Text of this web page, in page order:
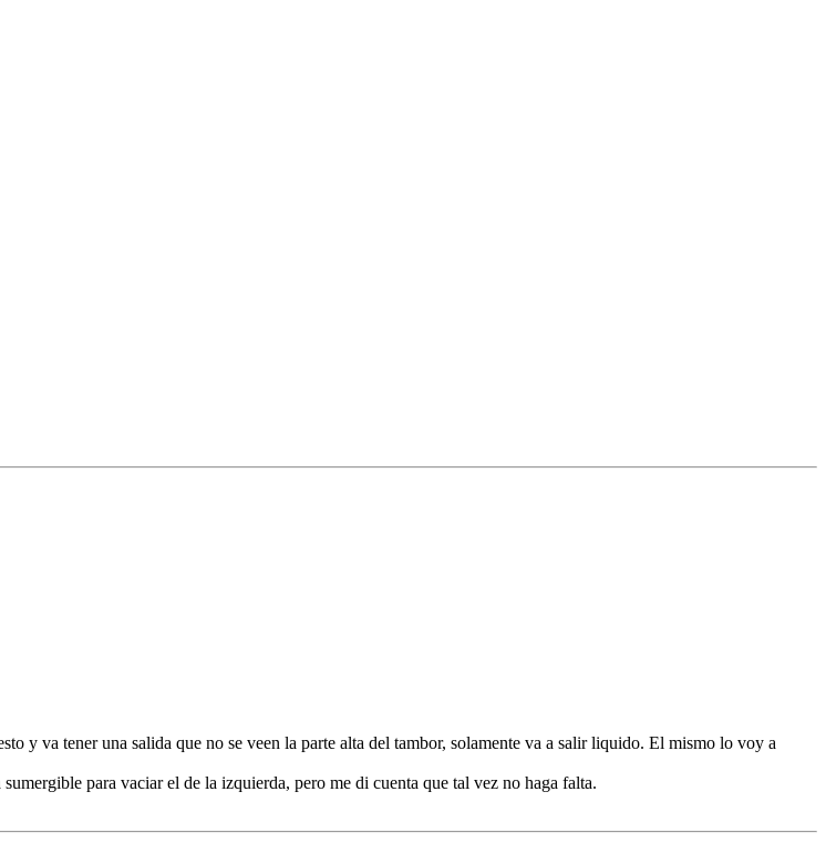
y va tener una salida que no se veen la parte alta del tambor, solamente va a salir liquido. El mismo lo voy a
para vaciar el de la izquierda, pero me di cuenta que tal vez no haga falta.